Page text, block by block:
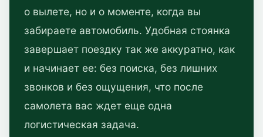
о вылете, но и о моменте, когда вы
забираете автомобиль. Удобная стоянка
завершает поездку так же аккуратно, как
и начинает ее: без поиска, без лишних
звонков и без ощущения, что после
самолета вас ждет еще одна
логистическая задача.